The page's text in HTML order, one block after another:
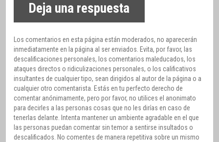
Deja una respuesta
Los comentarios en esta página están moderados, no aparecerán
inmediatamente en la página al ser enviados. Evita, por favor, las
descalificaciones personales, los comentarios maleducados, los
ataques directos o ridiculizaciones personales, o los calificativos
insultantes de cualquier tipo, sean dirigidos al autor de la página o a
cualquier otro comentarista. Estás en tu perfecto derecho de
comentar anónimamente, pero por favor, no utilices el anonimato
para decirles a las personas cosas que no les dirías en caso de
tenerlas delante. Intenta mantener un ambiente agradable en el que
las personas puedan comentar sin temor a sentirse insultados o
descalificados. No comentes de manera repetitiva sobre un mismo